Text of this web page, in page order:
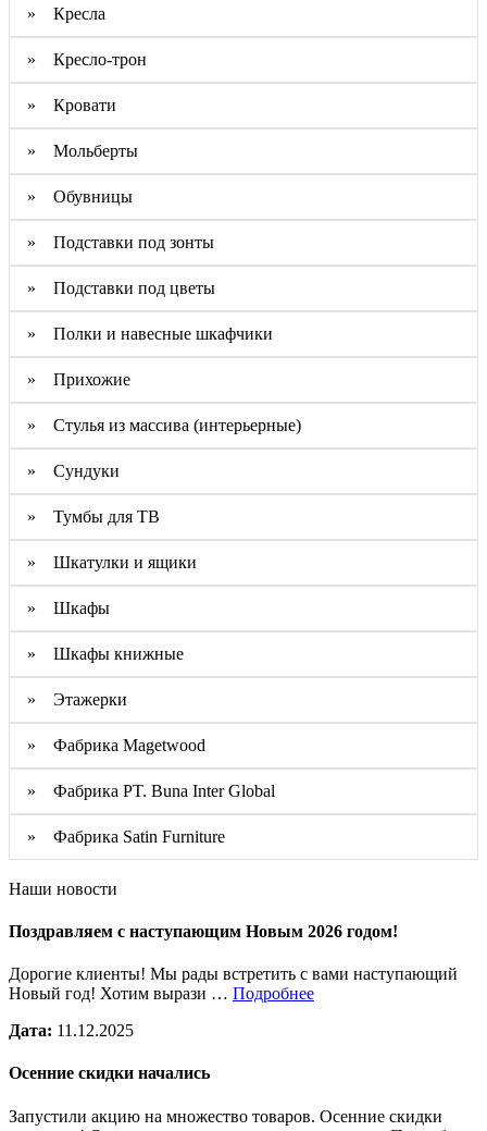
» Кресла
» Кресло-трон
» Кровати
» Мольберты
» Обувницы
» Подставки под зонты
» Подставки под цветы
» Полки и навесные шкафчики
» Прихожие
» Стулья из массива (интерьерные)
» Сундуки
» Тумбы для ТВ
» Шкатулки и ящики
» Шкафы
» Шкафы книжные
» Этажерки
» Фабрика Magetwood
» Фабрика PT. Buna Inter Global
» Фабрика Satin Furniture
Наши новости
Поздравляем с наступающим Новым 2026 годом!
Дорогие клиенты! Мы рады встретить с вами наступающий
Новый год! Хотим вырази … Подробнее
Дата: 11.12.2025
Осенние скидки начались
Запустили акцию на множество товаров. Осенние скидки